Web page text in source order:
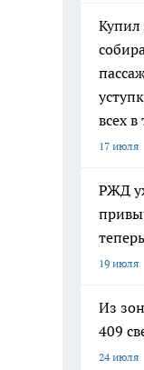
всех
17 июля
РЖД
19 июля
Из
409
24 июля